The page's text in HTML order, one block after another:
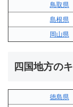
鳥取県
島根県
岡山県
四国地方の
徳島県